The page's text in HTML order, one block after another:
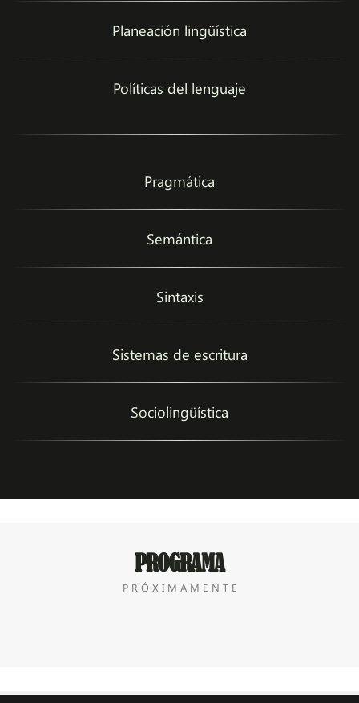
Planeación lingüística
Políticas del lenguaje
Pragmática
Semántica
Sintaxis
Sistemas de escritura
Sociolingüística
PROGRAMA
P R Ó X I M A M E N T E